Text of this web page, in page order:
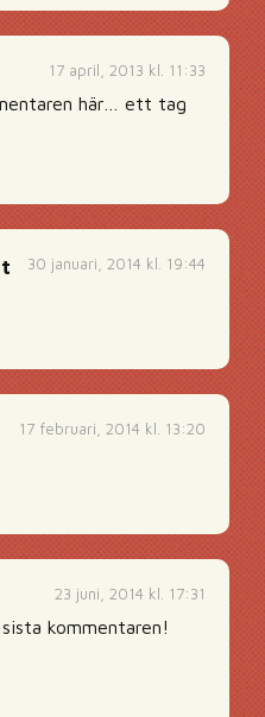
17 april, 2013 kl. 11:33
här… ett tag
30 januari, 2014 kl. 19:44
17 februari, 2014 kl. 13:20
23 juni, 2014 kl. 17:31
kommentaren!